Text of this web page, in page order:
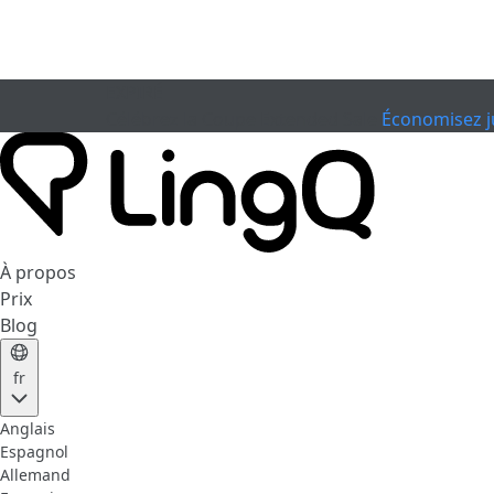
Économisez
À propos
Prix
Blog
fr
Anglais
Espagnol
Allemand